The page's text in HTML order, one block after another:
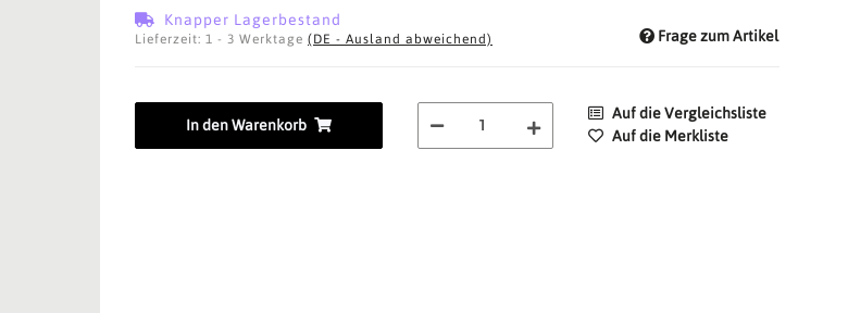
Knapper Lagerbestand
Lieferzeit: 1 - 3 Werktage (DE - Ausland abweichend) Frage zum Artikel
In den Warenkorb
Auf die Vergleichsliste
Auf die Merkliste